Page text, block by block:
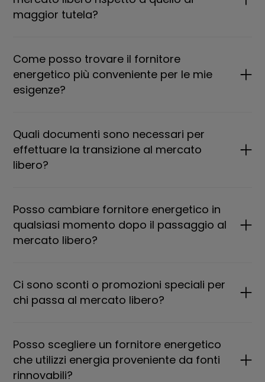
maggior tutela?
Come posso trovare il fornitore
energetico più conveniente per le mie
esigenze?
Quali documenti sono necessari per
effettuare la transizione al mercato
libero?
Posso cambiare fornitore energetico in
qualsiasi momento dopo il passaggio al
mercato libero?
Ci sono sconti o promozioni speciali per
chi passa al mercato libero?
Posso scegliere un fornitore energetico
che utilizzi energia proveniente da fonti
rinnovabili?